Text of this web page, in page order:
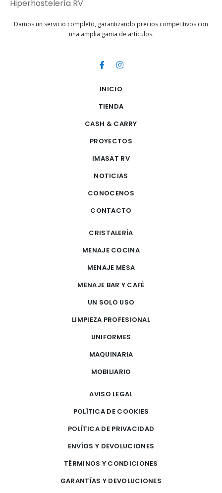
Damos un servicio completo, garantizando precios competitivos con
una amplia gama de artículos.
INICIO
TIENDA
CASH & CARRY
PROYECTOS
IMASAT RV
NOTICIAS
CONOCENOS
CONTACTO
CRISTALERÍA
MENAJE COCINA
MENAJE MESA
MENAJE BAR Y CAFÉ
UN SOLO USO
LIMPIEZA PROFESIONAL
UNIFORMES
MAQUINARIA
MOBILIARIO
AVISO LEGAL
POLÍTICA DE COOKIES
POLÍTICA DE PRIVACIDAD
ENVÍOS Y DEVOLUCIONES
TÉRMINOS Y CONDICIONES
GARANTÍAS Y DEVOLUCIONES